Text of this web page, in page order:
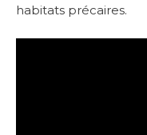
habitats précaires.